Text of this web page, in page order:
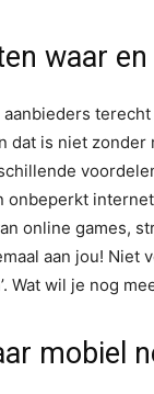
waar
dat is niet
online games,
aan jou! Niet
Wat wil je nog
mobiel